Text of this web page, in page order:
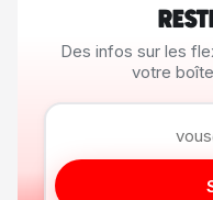
Des infos sur les
votre